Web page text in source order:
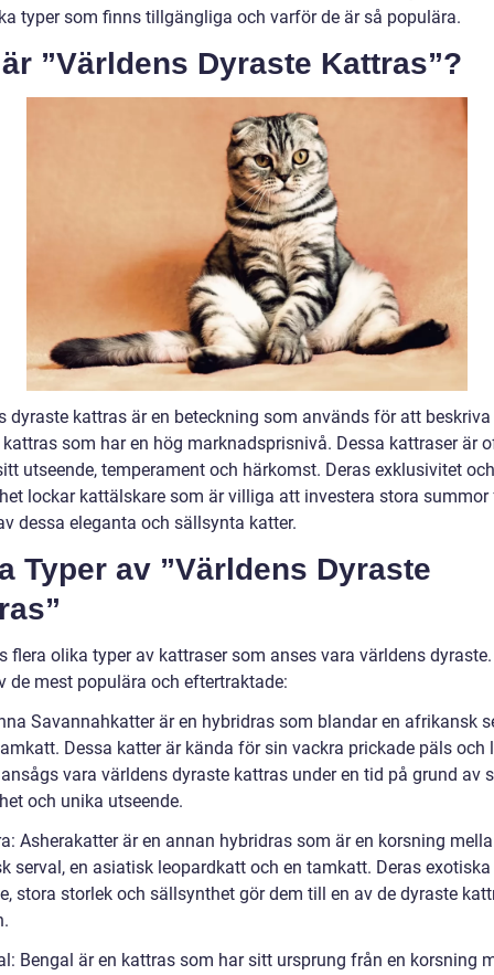
typer som finns tillgängliga och varför de är så populära.
”Världens Dyraste Kattras”?
dyraste kattras är en beteckning som används för att beskriva
som har en hög marknadsprisnivå. Dessa kattraser är
utseende, temperament och härkomst. Deras exklusivitet och
lockar kattälskare som är villiga att investera stora
dessa eleganta och sällsynta katter.
Typer av ”Världens Dyraste
flera olika typer av kattraser som anses vara världens
de mest populära och eftertraktade:
Savannahkatter är en hybridras som blandar en afrikansk
Dessa katter är kända för sin vackra prickade päls och
vara världens dyraste kattras under en tid på grund av
och unika utseende.
Asherakatter är en annan hybridras som är en korsning
serval, en asiatisk leopardkatt och en tamkatt. Deras exotiska
stora storlek och sällsynthet gör dem till en av de dyraste
Bengal är en kattras som har sitt ursprung från en korsning